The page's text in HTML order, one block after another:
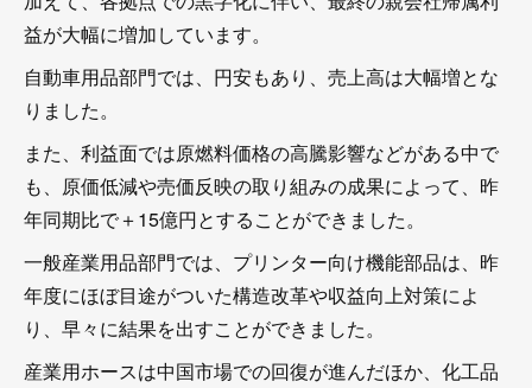
益が大幅に増加しています。
自動車用品部門では、円安もあり、売上高は大幅増とな
りました。
また、利益面では原燃料価格の高騰影響などがある中で
も、原価低減や売価反映の取り組みの成果によって、昨
年同期比で＋15億円とすることができました。
一般産業用品部門では、プリンター向け機能部品は、昨
年度にほぼ目途がついた構造改革や収益向上対策によ
り、早々に結果を出すことができました。
産業用ホースは中国市場での回復が進んだほか、化工品